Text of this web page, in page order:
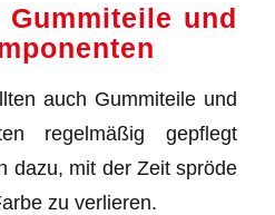
und
auch Gummiteile und
regelmäßig gepflegt
dazu, mit der Zeit spröde
zu verlieren.